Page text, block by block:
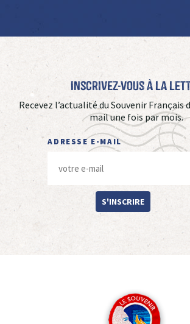
Inscrivez-vous à La
Recevez l’actualité du Souvenir Français
mail une fois par mois.
ADRESSE E-MAIL
S'INSCRIRE